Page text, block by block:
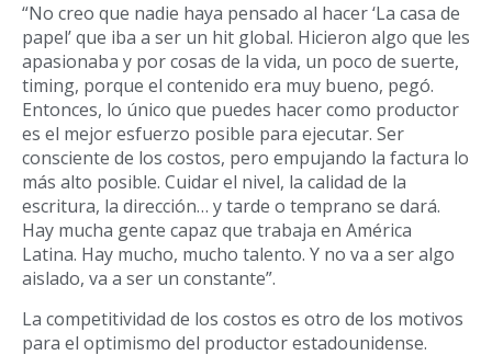
“No creo que nadie haya pensado al hacer ‘La casa de
papel’ que iba a ser un hit global. Hicieron algo que les
apasionaba y por cosas de la vida, un poco de suerte,
timing, porque el contenido era muy bueno, pegó.
Entonces, lo único que puedes hacer como productor
es el mejor esfuerzo posible para ejecutar. Ser
consciente de los costos, pero empujando la factura lo
más alto posible. Cuidar el nivel, la calidad de la
escritura, la dirección… y tarde o temprano se dará.
Hay mucha gente capaz que trabaja en América
Latina. Hay mucho, mucho talento. Y no va a ser algo
aislado, va a ser un constante”.
La competitividad de los costos es otro de los motivos
para el optimismo del productor estadounidense.